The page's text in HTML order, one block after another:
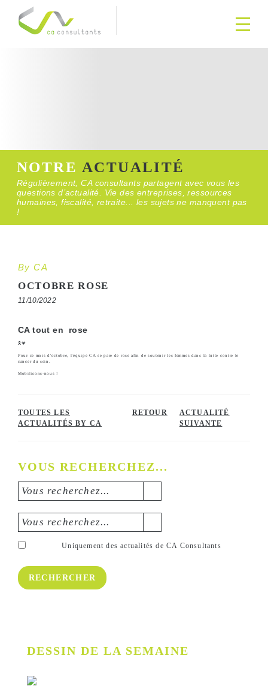
NOTRE ACTUALITÉ
Régulièrement, CA consultants partagent avec vous les
questions d’actualité. Vie des entreprises, ressources
humaines, fiscalité, retraite... les sujets ne manquent pas
!
By CA
OCTOBRE ROSE
11/10/2022
CA tout en rose
🎗️💗
Pour ce mois d'octobre, l'équipe CA se pare de rose afin de soutenir les femmes dans la lutte contre le
cancer du sein.
Mobilisons-nous !
TOUTES LES
ACTUALITÉS BY CA
RETOUR
ACTUALITÉ
SUIVANTE
VOUS RECHERCHEZ...
Vous recherchez...
Vous recherchez...
Uniquement des actualités de CA Consultants
DESSIN DE LA SEMAINE